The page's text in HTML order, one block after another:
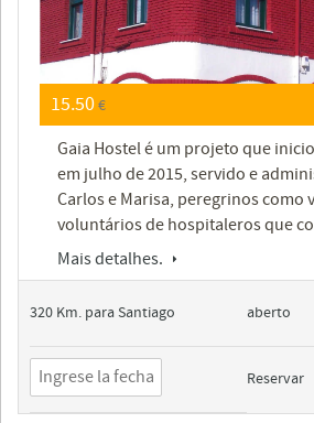
15.50€
Gaia Hostel é um projeto que
em julho de 2015, servido e
Carlos e Marisa, peregrinos como
voluntários de hospitaleros que
Mais detalhes.
320 Km. para Santiago aberto
Reservar